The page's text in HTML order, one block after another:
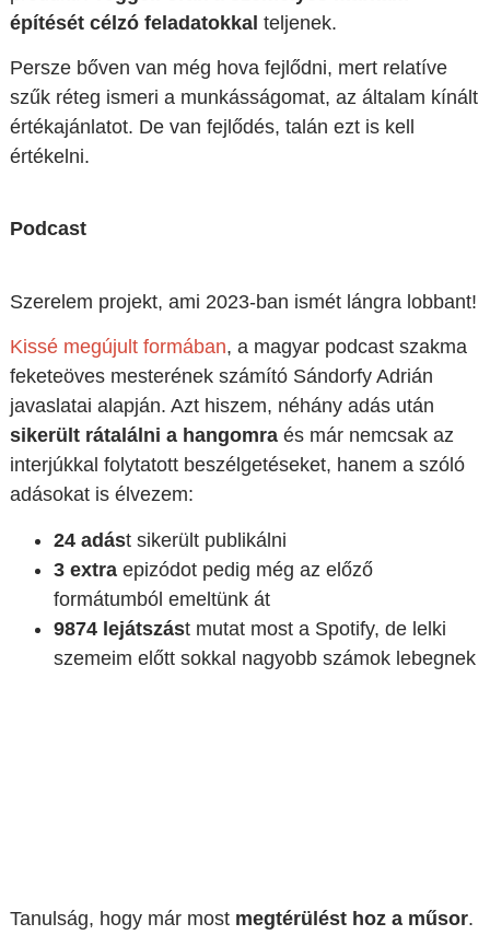
építését célzó feladatokkal teljenek.
Persze bőven van még hova fejlődni, mert relatíve
szűk réteg ismeri a munkásságomat, az általam kínált
értékajánlatot. De van fejlődés, talán ezt is kell
értékelni.
Podcast
Szerelem projekt, ami 2023-ban ismét lángra lobbant!
Kissé megújult formában, a magyar podcast szakma
feketeöves mesterének számító Sándorfy Adrián
javaslatai alapján. Azt hiszem, néhány adás után
sikerült rátalálni a hangomraés már nemcsak az
interjúkkal folytatott beszélgetéseket, hanem a szóló
adásokat is élvezem:
24 adást sikerült publikálni
3 extraepizódot pedig még az előző
formátumból emeltünk át
9874 lejátszást mutat most a Spotify, de lelki
szemeim előtt sokkal nagyobb számok lebegnek
Tanulság, hogy már most megtérülést hoz a műsor.